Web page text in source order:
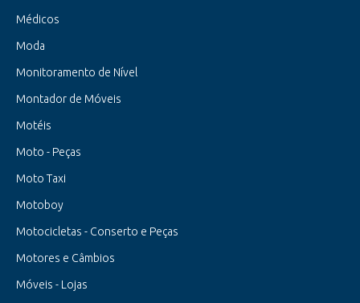
Médicos
Moda
Monitoramento de Nível
Montador de Móveis
Motéis
Moto - Peças
Moto Taxi
Motoboy
Motocicletas - Conserto e Peças
Motores e Câmbios
Móveis - Lojas